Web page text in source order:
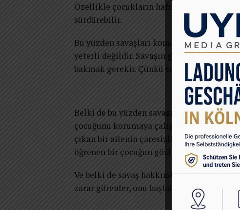
Özellikle çocukların hafızasında kalan
sürdürebilir.
Bu yüzden savaşları konuşurken yalnızca
yeterli değildir. Savaşın gerçek bedelini
bakmak gerekir. Çünkü savaşın en ağır
Belki de bu yüzden savaşın gerçek
çocuğunu korumaya çalışan bir annenin
çıkan bir ailenin çaresizliğinde ve oyun
öğrenen bir çocuğun gözlerinde saklıdır.
Ve belki de savaş hakkında söylenebilecek
zarar görenler, onu başlatanlar değil; onun